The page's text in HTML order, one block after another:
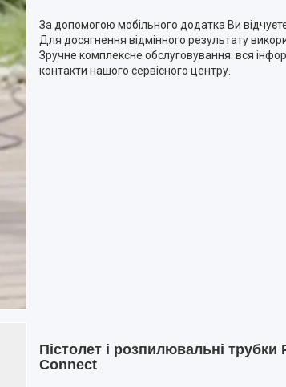
За допомогою мобільного додатка Ви
Для досягнення відмінного результату
Зручне комплексне обслуговування: вся
контакти нашого сервісного центру.
Пістолет і розпилювальні
Connect